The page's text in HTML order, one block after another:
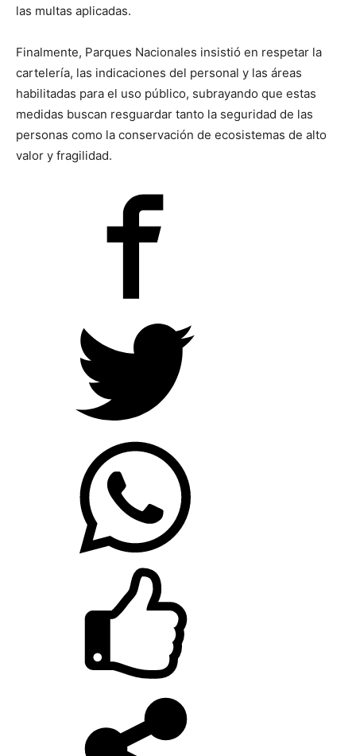
las multas aplicadas.
Finalmente, Parques Nacionales insistió en respetar la
cartelería, las indicaciones del personal y las áreas
habilitadas para el uso público, subrayando que estas
medidas buscan resguardar tanto la seguridad de las
personas como la conservación de ecosistemas de alto
valor y fragilidad.